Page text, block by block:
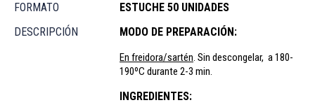
FORMATO
ESTUCHE 50 UNIDADES
DESCRIPCIÓN
MODO DE PREPARACIÓN:
En freidora/sartén. Sin descongelar, a 180-
190ºC durante 2-3 min.
INGREDIENTES: